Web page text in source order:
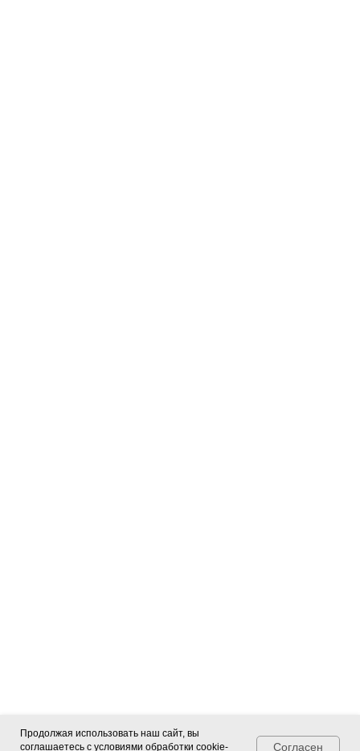
Продолжая использовать наш сайт, вы
соглашаетесь с условиями обработки cookie-
Согласен